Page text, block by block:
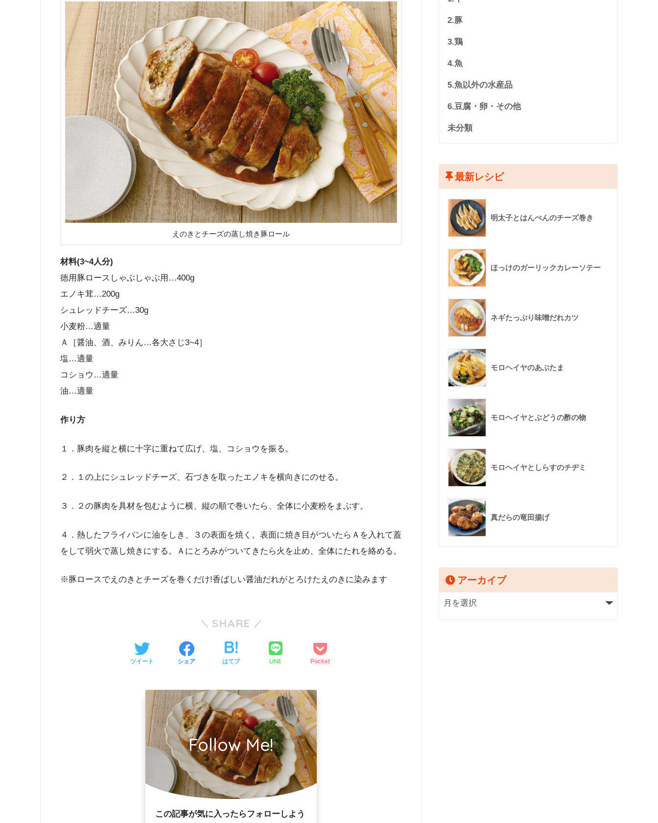
えのきとチーズの蒸し焼き豚ロール
材料(3~4人分)
徳用豚ロースしゃぶしゃぶ用…400g
エノキ茸…200g
シュレッドチーズ…30g
小麦粉…適量
Ａ［醤油、酒、みりん…各大さじ3~4］
塩…適量
コショウ…適量
油…適量
作り方
１．豚肉を縦と横に十字に重ねて広げ、塩、コショウを振る。
２．１の上にシュレッドチーズ、石づきを取ったエノキを横向きにのせる。
３．２の豚肉を具材を包むように横、縦の順で巻いたら、全体に小麦粉をまぶす。
４．熱したフライパンに油をしき、３の表面を焼く。表面に焼き目がついたらＡを入れて蓋
をして弱火で蒸し焼きにする。Ａにとろみがついてきたら火を止め、全体にたれを絡める。
※豚ロースでえのきとチーズを巻くだけ!香ばしい醤油だれがとろけたえのきに染みます
SHARE
ツイート シェア はてブ LINE Pocket
Follow Me!
この記事が気に入ったらフォローしよう
2.豚
3.鶏
4.魚
5.魚以外の水産品
6.豆腐・卵・その他
未分類
最新レシピ
明太子とはんぺんのチーズ巻き
ほっけのガーリックカレーソテー
ネギたっぷり味噌だれカツ
モロヘイヤのあぶたま
モロヘイヤとぶどうの酢の物
モロヘイヤとしらすのチヂミ
真だらの竜田揚げ
アーカイブ